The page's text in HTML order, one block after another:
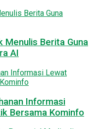
Menulis Berita Guna
AI
Informasi
Bersama Kominfo